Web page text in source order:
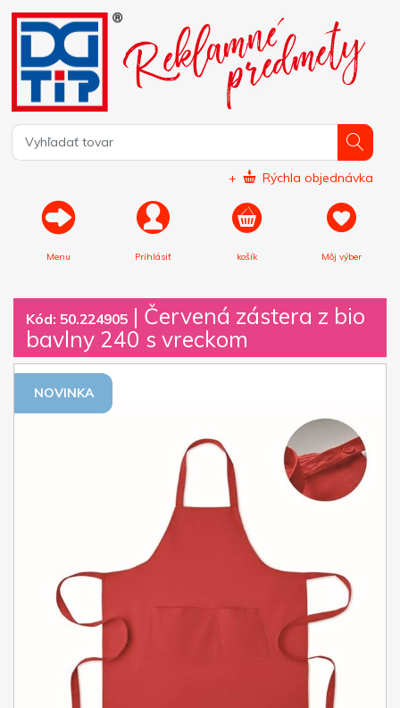
+ Rýchla objednávka
Menu Prihlásiť košík Môj výber
Kód: 50.224905 | Červená zástera z bio
bavlny 240 s vreckom
NOVINKA